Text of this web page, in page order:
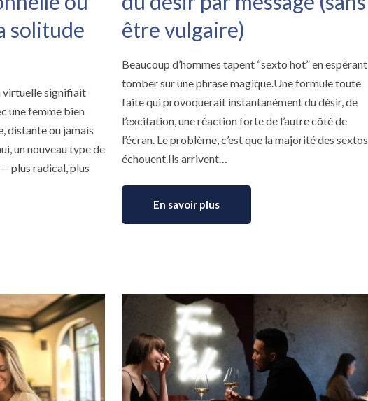
solitude
virtuelle signifiait
une femme bien
distante ou jamais
un nouveau type de
plus radical, plus
être vulgaire)
Beaucoup d’hommes tapent “sexto hot” en espérant
tomber sur une phrase magique.Une formule toute
faite qui provoquerait instantanément du désir, de
l’excitation, une réaction forte de l’autre côté de
l’écran. Le problème, c’est que la majorité des sextos
échouent.Ils arrivent…
En savoir plus